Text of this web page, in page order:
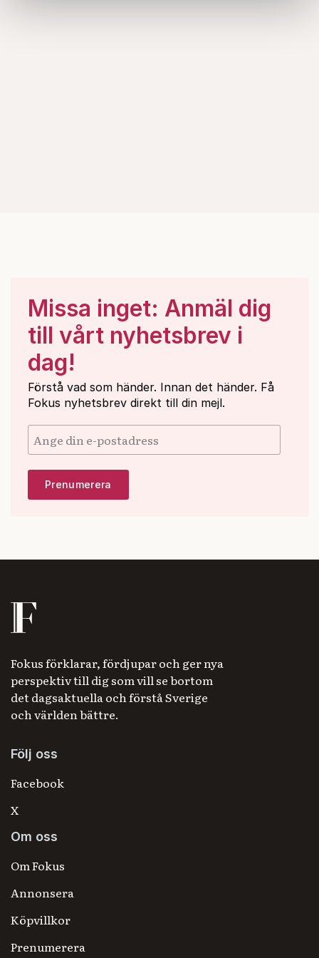
Missa inget: Anmäl dig
till vårt nyhetsbrev i
dag!
Förstå vad som händer. Innan det händer. Få
Fokus nyhetsbrev direkt till din mejl.
Fokus förklarar, fördjupar och ger nya
perspektiv till dig som vill se bortom
det dagsaktuella och förstå Sverige
och världen bättre.
Följ oss
Facebook
X
Om oss
Om Fokus
Annonsera
Köpvillkor
Prenumerera